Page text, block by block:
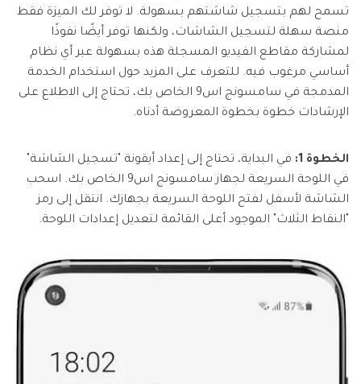
تسمح لهم بتسجيل شاشتهم بسهولة. لا توفر لك الميزة فقط
منصة سهلة لتسجيل الشاشات، ولكنها توفر أيضًا نفوذًا
لمشاركة مقاطع الفيديو المسجلة هذه بسهولة عبر أي نظام
أساسي مرغوب فيه. للتعرف على المزيد حول استخدام الخدمة
المدمجة في سامسونج اس9 الخاص بك، تحتاج إلى الاطلاع على
الإرشادات خطوة بخطوة المعروضة أدناه.
الخطوة 1:
في البداية، تحتاج إلى إعداد أيقونة "تسجيل الشاشة"
في اللوحة السريعة لجهاز سامسونج اس9 الخاص بك. اسحب
الشاشة لأسفل لفتح اللوحة السريعة بجهازك. انتقل إلى رمز
"النقاط الثلاث" الموجود أعلى القائمة لتعديل إعدادات اللوحة.